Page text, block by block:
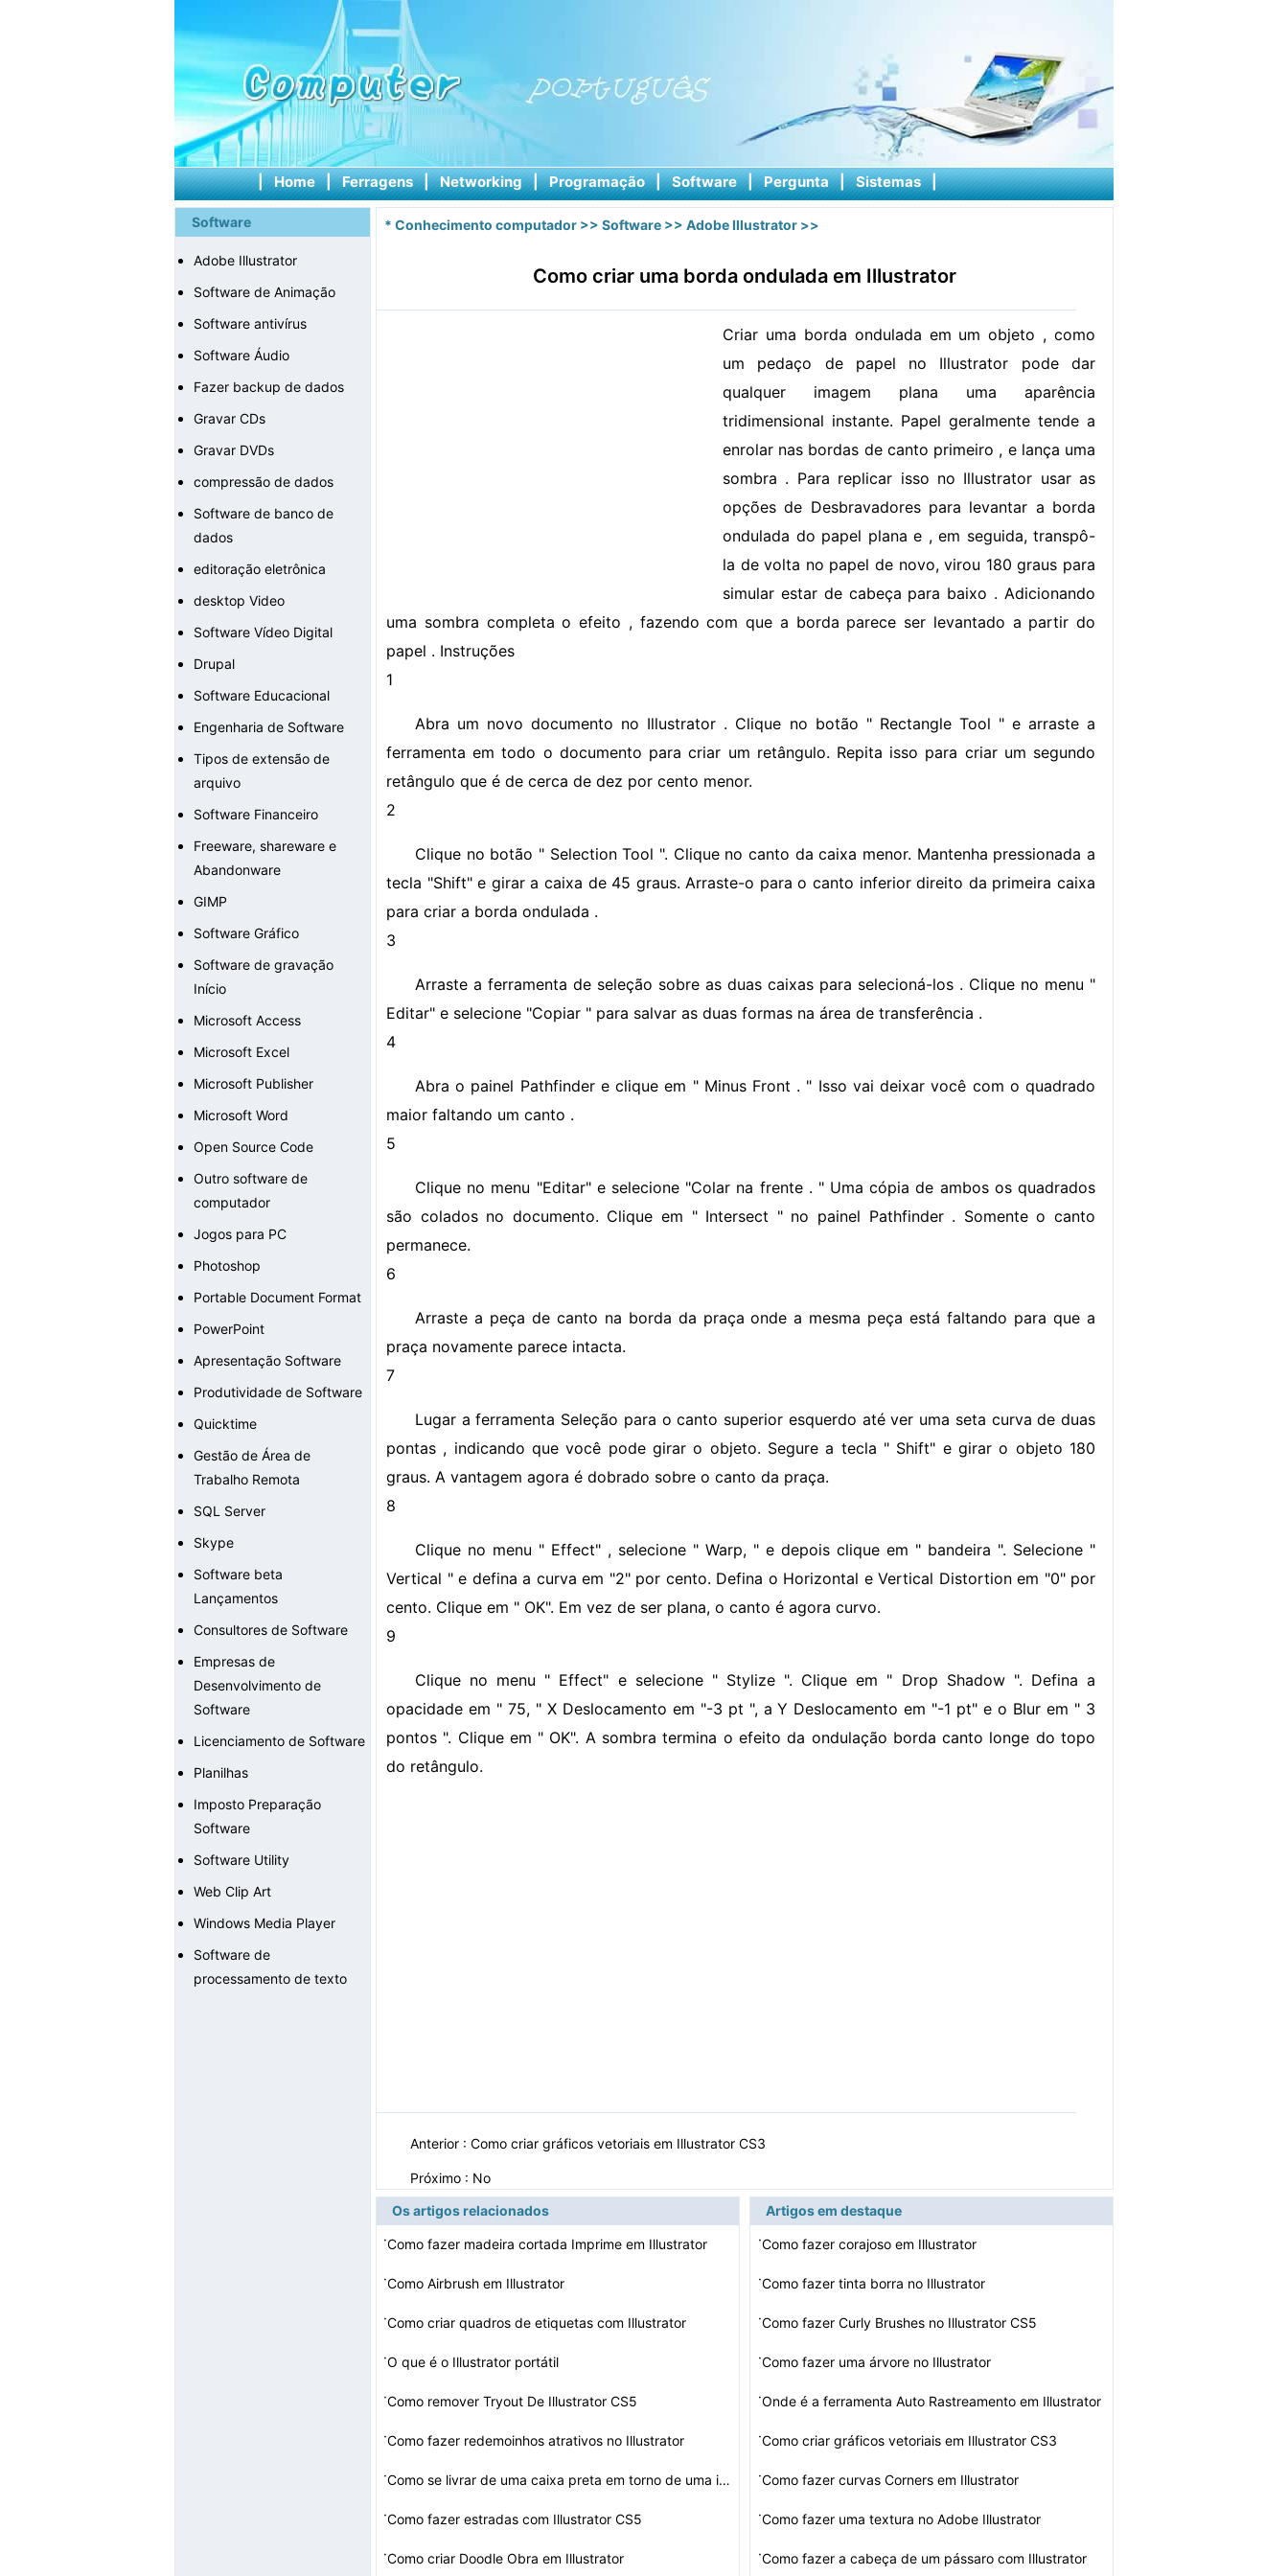
| Home | Ferragens | Networking | Programação | Software | Pergunta | Sistemas |
Software
Adobe Illustrator
Software de Animação
Software antivírus
Software Áudio
Fazer backup de dados
Gravar CDs
Gravar DVDs
compressão de dados
Software de banco de
dados
editoração eletrônica
desktop Video
Software Vídeo Digital
Drupal
Software Educacional
Engenharia de Software
Tipos de extensão de
arquivo
Software Financeiro
Freeware, shareware e
Abandonware
GIMP
Software Gráfico
Software de gravação
Início
Microsoft Access
Microsoft Excel
Microsoft Publisher
Microsoft Word
Open Source Code
Outro software de
computador
Jogos para PC
Photoshop
Portable Document Format
PowerPoint
Apresentação Software
Produtividade de Software
Quicktime
Gestão de Área de
Trabalho Remota
SQL Server
Skype
Software beta
Lançamentos
Consultores de Software
Empresas de
Desenvolvimento de
Software
Licenciamento de Software
Planilhas
Imposto Preparação
Software
Software Utility
Web Clip Art
Windows Media Player
Software de
processamento de texto
* Conhecimento computador >> Software >> Adobe Illustrator >>
Como criar uma borda ondulada em Illustrator
Criar uma borda ondulada em um objeto , como
um pedaço de papel no Illustrator pode dar
qualquer imagem plana uma aparência
tridimensional instante. Papel geralmente tende a
enrolar nas bordas de canto primeiro , e lança uma
sombra . Para replicar isso no Illustrator usar as
opções de Desbravadores para levantar a borda
ondulada do papel plana e , em seguida, transpô-
la de volta no papel de novo, virou 180 graus para
simular estar de cabeça para baixo . Adicionando
uma sombra completa o efeito , fazendo com que a borda parece ser levantado a partir do
papel . Instruções
1
Abra um novo documento no Illustrator . Clique no botão " Rectangle Tool " e arraste a
ferramenta em todo o documento para criar um retângulo. Repita isso para criar um segundo
retângulo que é de cerca de dez por cento menor.
2
Clique no botão " Selection Tool ". Clique no canto da caixa menor. Mantenha pressionada a
tecla "Shift" e girar a caixa de 45 graus. Arraste-o para o canto inferior direito da primeira caixa
para criar a borda ondulada .
3
Arraste a ferramenta de seleção sobre as duas caixas para selecioná-los . Clique no menu "
Editar" e selecione "Copiar " para salvar as duas formas na área de transferência .
4
Abra o painel Pathfinder e clique em " Minus Front . " Isso vai deixar você com o quadrado
maior faltando um canto .
5
Clique no menu "Editar" e selecione "Colar na frente . " Uma cópia de ambos os quadrados
são colados no documento. Clique em " Intersect " no painel Pathfinder . Somente o canto
permanece.
6
Arraste a peça de canto na borda da praça onde a mesma peça está faltando para que a
praça novamente parece intacta.
7
Lugar a ferramenta Seleção para o canto superior esquerdo até ver uma seta curva de duas
pontas , indicando que você pode girar o objeto. Segure a tecla " Shift" e girar o objeto 180
graus. A vantagem agora é dobrado sobre o canto da praça.
8
Clique no menu " Effect" , selecione " Warp, " e depois clique em " bandeira ". Selecione "
Vertical " e defina a curva em "2" por cento. Defina o Horizontal e Vertical Distortion em "0" por
cento. Clique em " OK". Em vez de ser plana, o canto é agora curvo.
9
Clique no menu " Effect" e selecione " Stylize ". Clique em " Drop Shadow ". Defina a
opacidade em " 75, " X Deslocamento em "-3 pt ", a Y Deslocamento em "-1 pt" e o Blur em " 3
pontos ". Clique em " OK". A sombra termina o efeito da ondulação borda canto longe do topo
do retângulo.
Anterior : Como criar gráficos vetoriais em Illustrator CS3
Próximo : No
Os artigos relacionados
·Como fazer madeira cortada Imprime em Illustrator
·Como Airbrush em Illustrator
·Como criar quadros de etiquetas com Illustrator
·O que é o Illustrator portátil
·Como remover Tryout De Illustrator CS5
·Como fazer redemoinhos atrativos no Illustrator
· Como se livrar de uma caixa preta em torno de uma image…
·Como fazer estradas com Illustrator CS5
·Como criar Doodle Obra em Illustrator
Artigos em destaque
·Como fazer corajoso em Illustrator
·Como fazer tinta borra no Illustrator
·Como fazer Curly Brushes no Illustrator CS5
·Como fazer uma árvore no Illustrator
·Onde é a ferramenta Auto Rastreamento em Illustrator
·Como criar gráficos vetoriais em Illustrator CS3
·Como fazer curvas Corners em Illustrator
·Como fazer uma textura no Adobe Illustrator
·Como fazer a cabeça de um pássaro com Illustrator